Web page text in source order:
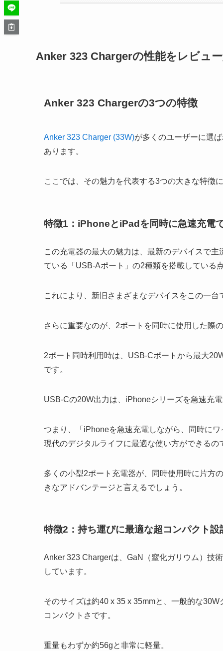
Anker 323 Chargerの性能をレビュ
Anker 323 Chargerの3つの特徴
Anker 323 Charger (33W)が多くのユーザーに選
あります。
ここでは、その魅力を代表する3つの大きな特徴
特徴1：iPhoneとiPadを同時に急速充電
この充電器の最大の魅力は、最新のデバイスで
ている「USB-Aポート」の2種類を搭載している
これにより、新旧さまざまなデバイスをこの一台
さらに重要なのが、2ポートを同時に使用した際
2ポート同時利用時は、USB-Cポートから最大
です。
USB-Cの20W出力は、iPhoneシリーズを急速充
つまり、「iPhoneを急速充電しながら、同時に
現代のデジタルライフに最適な使い方ができるの
多くの小型2ポート充電器が、同時使用時に片方
きなアドバンテージと言えるでしょう。
特徴2：持ち運びに最適な超コンパクト設
Anker 323 Chargerは、GaN（窒化ガリウム）技
しています。
そのサイズは約40 x 35 x 35mmと、一般的な
コンパクトさです。
重量もわずか約56gと非常に軽量。